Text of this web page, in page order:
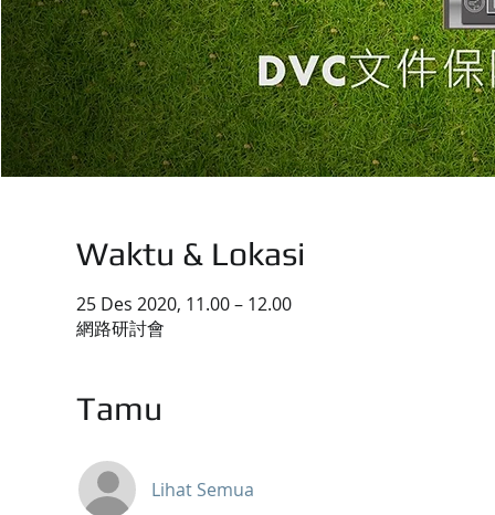
Waktu & Lokasi
25 Des 2020, 11.00 – 12.00
網路研討會
Tamu
Lihat Semua